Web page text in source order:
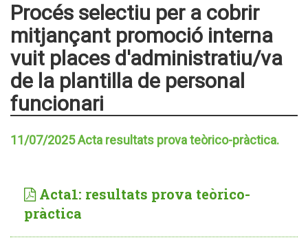
Procés selectiu per a cobrir
mitjançant promoció interna
vuit places d'administratiu/va
de la plantilla de personal
funcionari
11/07/2025 Acta resultats prova teòrico-pràctica.
Acta1: resultats prova teòrico-
pràctica